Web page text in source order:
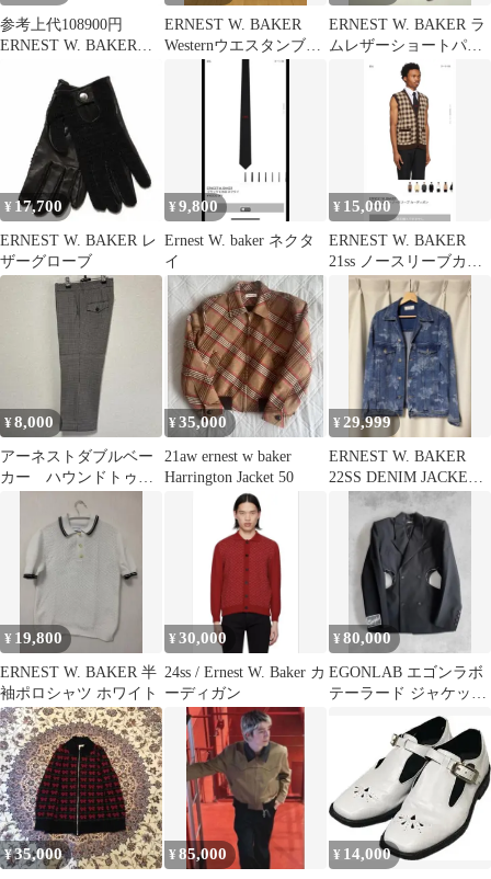
参考上代108900円
ERNEST W. BAKER
TRACK JACKET ウエ
スタントラックジャケ
ット アーネストダブル
ベイカー JA90-BM03 ブ
ラック 46 （20545M）
ERNEST W. BAKER
Westernウエスタンブー
ツ ブラック 42
ERNEST W. BAKER ラ
ムレザーショートパン
ツ ダークブラウン
¥ 17,700
ERNEST W. BAKER レ
ザーグローブ
¥9,800
Ernest W. baker ネクタ
イ
¥ 15,000
ERNEST W. BAKER
21ss ノースリーブカー
ディガン
¥8,000
アーネストダブルベー
カー ハウンドトゥー
ススラックス
¥35,000
21aw ernest w baker
Harrington Jacket 50
¥ 29,999
ERNEST W. BAKER
22SS DENIM JACKET
FLORAL
¥ 19,800
ERNEST W. BAKER 半
袖ポロシャツ ホワイト
¥30,000
24ss / Ernest W. Baker カ
ーディガン
¥80,000
EGONLAB エゴンラボ
テーラード ジャケット
ダブルブレスト スーツ
¥35,000 ¥85,000 ¥ 14,000